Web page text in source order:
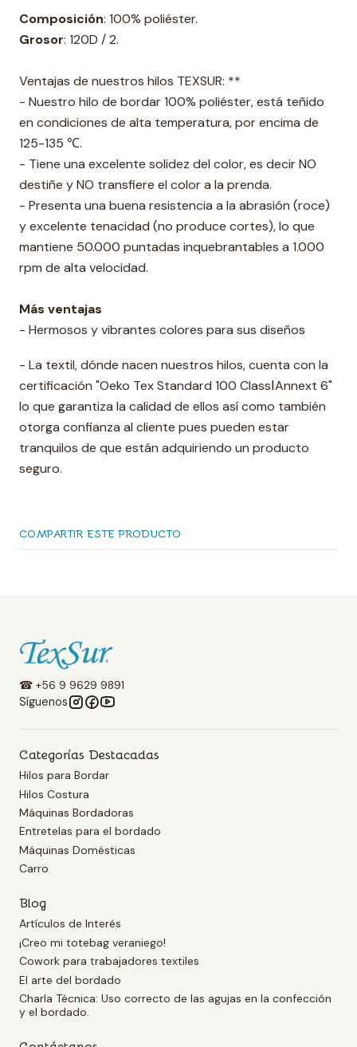
Composición: 100% poliéster.
Grosor: 120D / 2.
Ventajas de nuestros hilos TEXSUR: **
- Nuestro hilo de bordar 100% poliéster, está teñido
en condiciones de alta temperatura, por encima de
125-135 ℃.
- Tiene una excelente solidez del color, es decir NO
destiñe y NO transfiere el color a la prenda.
- Presenta una buena resistencia a la abrasión (roce)
y excelente tenacidad (no produce cortes), lo que
mantiene 50.000 puntadas inquebrantables a 1.000
rpm de alta velocidad.
Más ventajas
- Hermosos y vibrantes colores para sus diseños
- La textil, dónde nacen nuestros hilos, cuenta con la
certificación "Oeko Tex Standard 100 ClassⅠAnnext 6"
lo que garantiza la calidad de ellos así como también
otorga confianza al cliente pues pueden estar
tranquilos de que están adquiriendo un producto
seguro.
COMPARTIR ESTE PRODUCTO
☎ +56 9 9629 9891
Síguenos
Categorías Destacadas
Hilos para Bordar
Hilos Costura
Máquinas Bordadoras
Entretelas para el bordado
Máquinas Domésticas
Carro
Blog
Artículos de Interés
¡Creo mi totebag veraniego!
Cowork para trabajadores textiles
El arte del bordado
Charla Técnica: Uso correcto de las agujas en la confección
y el bordado.